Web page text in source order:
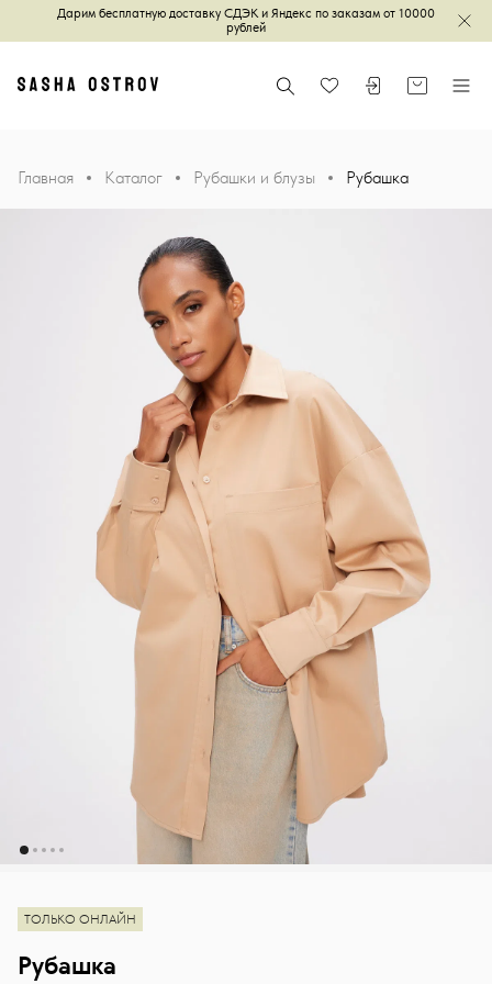
Дарим бесплатную доставку СДЭК и Яндекс по заказам от 10000
рублей
Главная Поиск ИзбранноеВойти илиКорзинаМеню
Главная Каталог Рубашки и блузы Рубашка
ТОЛЬКО ОНЛАЙН
Рубашка